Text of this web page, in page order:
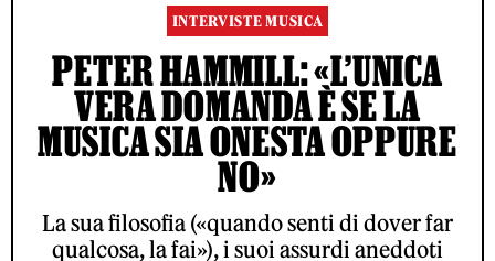
INTERVISTE MUSICA
PETER HAMMILL: «L’UNICA
VERA DOMANDA È SE LA
MUSICA SIA ONESTA OPPURE
NO»
La sua filosofia («quando senti di dover far
qualcosa, la fai»), i suoi assurdi aneddoti